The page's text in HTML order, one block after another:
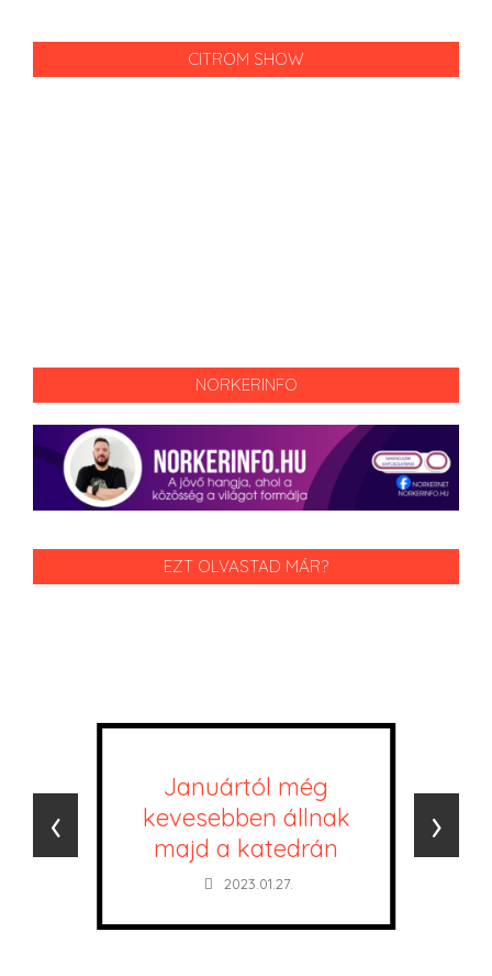
CITROM SHOW
NORKERINFO
EZT OLVASTAD MÁR?
Januártól még
kevesebben állnak
majd a katedrán
2023.01.27.
‹ ›